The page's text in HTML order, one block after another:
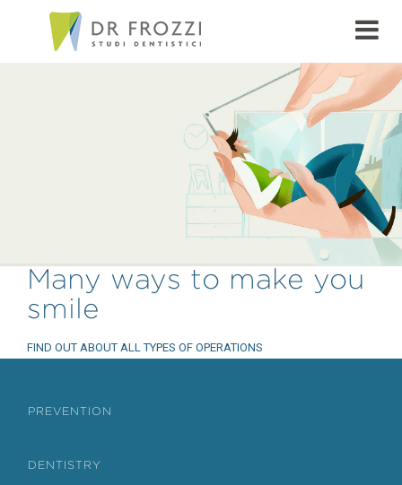
Many ways to make you
smile
FIND OUT ABOUT ALL TYPES OF OPERATIONS
PREVENTION
DENTISTRY